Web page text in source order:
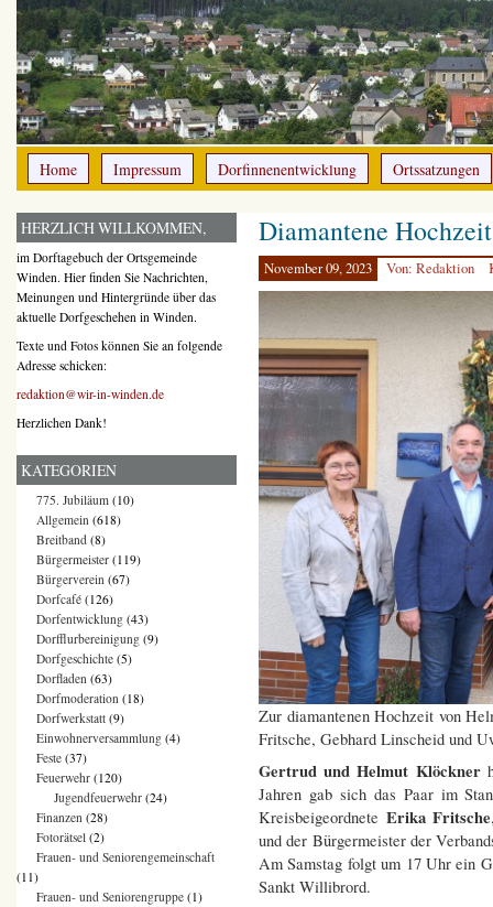
Home Impressum Dorfinnenentwicklung Ortssatzungen
Diamantene
November 09, 2023 Von: Redaktion
Zur diamantenen Hochzeit von
Fritsche, Gebhard Linscheid und
Gertrud und Helmut Klöckner
Jahren gab sich das Paar im
Kreisbeigeordnete Erika Fritsche
und der Bürgermeister der
Am Samstag folgt um 17 Uhr ein
Sankt Willibrord.
HERZLICH WILLKOMMEN,
im Dorftagebuch der Ortsgemeinde
Winden. Hier finden Sie Nachrichten,
Meinungen und Hintergründe über das
aktuelle Dorfgeschehen in Winden.
Texte und Fotos können Sie an folgende
Adresse schicken:
redaktion@wir-in-winden.de
Herzlichen Dank!
KATEGORIEN
775. Jubiläum (10)
Allgemein (618)
Breitband (8)
Bürgermeister (119)
Bürgerverein (67)
Dorfcafé (126)
Dorfentwicklung (43)
Dorfflurbereinigung (9)
Dorfgeschichte (5)
Dorfladen (63)
Dorfmoderation (18)
Dorfwerkstatt (9)
Einwohnerversammlung (4)
Feste (37)
Feuerwehr (120)
Jugendfeuerwehr (24)
Finanzen (28)
Fotorätsel (2)
Frauen- und Seniorengemeinschaft
(11)
Frauen- und Seniorengruppe (1)